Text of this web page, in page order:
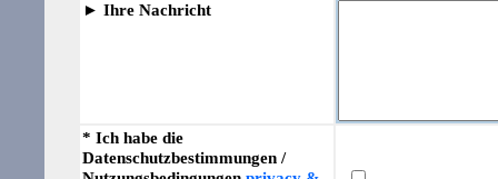
► Ihre Nachricht
* Ich habe die
Datenschutzbestimmungen /